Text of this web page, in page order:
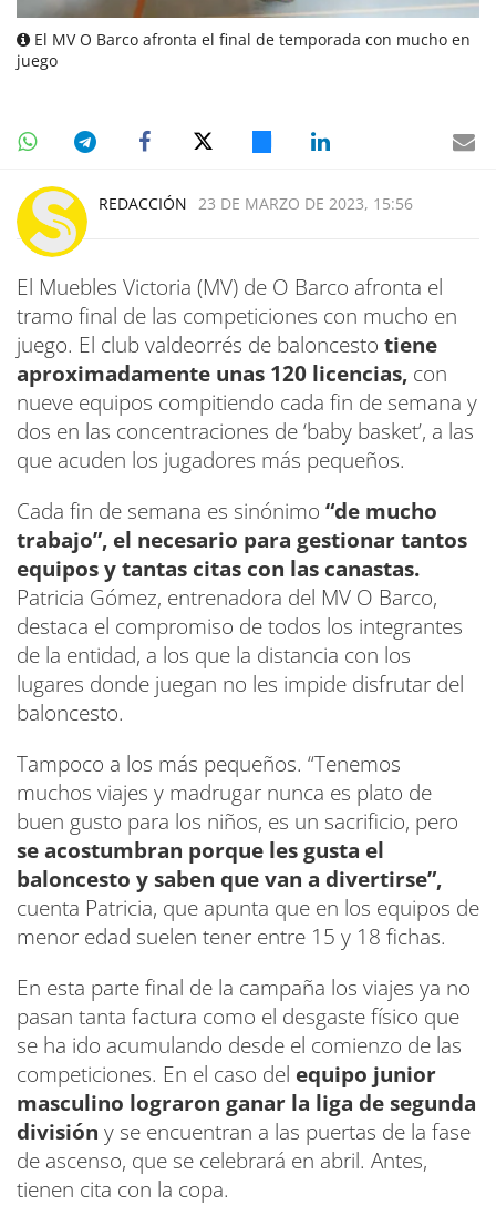
El MV O Barco afronta el final de temporada con mucho en
juego
REDACCIÓN 23 DE MARZO DE 2023, 15:56
El Muebles Victoria (MV) de O Barco afronta el
tramo final de las competiciones con mucho en
juego. El club valdeorrés de baloncesto tiene
aproximadamente unas 120 licencias, con
nueve equipos compitiendo cada fin de semana y
dos en las concentraciones de ‘baby basket’, a las
que acuden los jugadores más pequeños.
Cada fin de semana es sinónimo “de mucho
trabajo”, el necesario para gestionar tantos
equipos y tantas citas con las canastas.
Patricia Gómez, entrenadora del MV O Barco,
destaca el compromiso de todos los integrantes
de la entidad, a los que la distancia con los
lugares donde juegan no les impide disfrutar del
baloncesto.
Tampoco a los más pequeños. “Tenemos
muchos viajes y madrugar nunca es plato de
buen gusto para los niños, es un sacrificio, pero
se acostumbran porque les gusta el
baloncesto y saben que van a divertirse”,
cuenta Patricia, que apunta que en los equipos de
menor edad suelen tener entre 15 y 18 fichas.
En esta parte final de la campaña los viajes ya no
pasan tanta factura como el desgaste físico que
se ha ido acumulando desde el comienzo de las
competiciones. En el caso del equipo junior
masculino lograron ganar la liga de segunda
división y se encuentran a las puertas de la fase
de ascenso, que se celebrará en abril. Antes,
tienen cita con la copa.